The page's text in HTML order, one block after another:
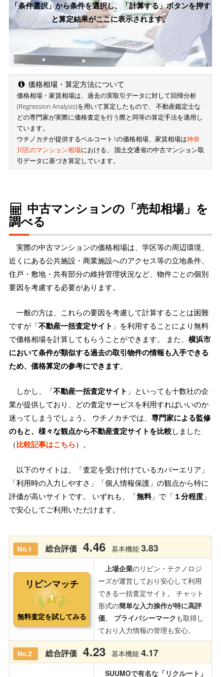
「条件選択」から条件を選択し、「計算する」ボタンを押す
と算定結果がここに表示されます。
価格相場・算定方法について
価格相場・家賃相場は、過去の実取引データに対して回帰分析
(Regression Analysis)を用いて算定したもので、 不動産鑑定士な
どの専門家が実際に価格査定を行う際と同等の算定手法を適用し
ています。
ウチノカチが提供するベルコート1の価格相場、家賃相場は神奈
川区のマンション相場における、 国土交通省の中古マンション取
引データに基づき算定しています。
中古マンションの「売却相場」を
調べる
実際の中古マンションの価格相場は、学区等の周辺環境、
近くにある公共施設・商業施設へのアクセス等の立地条件、
住戸・敷地・共有部分の維持管理状況など、物件ごとの個別
要因を考慮する必要があります。
一般の方は、これらの要因を考慮して計算することは困難
ですが「不動産一括査定サイト 」を利用することにより無料
で価格相場を計算してもらうことができます。 また、 横浜市
において条件が類似する過去の取引物件の情報も入手できる
ため、価格算定の参考にできます。
しかし、「不動産一括査定サイト 」といっても十数社の企
業が提供しており、どの査定サービスを利用すればいいのか
迷ってしまうでしょう。 ウチノカチでは、 専門家による監修
のもと、様々な観点から不動産査定サイトを比較しました
（比較記事はこちら）。
以下のサイトは、「査定を受け付けているカバーエリア」
「利用時の入力しやすさ」「個人情報保護」の観点から特に
評価が高いサイトです。 いずれも、「無料」で「 １分程度 」
で安心してご利用いただけます。